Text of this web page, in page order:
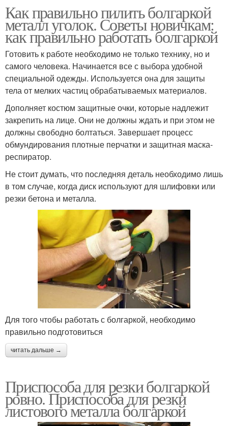
Как правильно пилить болгаркой
металл уголок. Советы новичкам:
как правильно работать болгаркой
Готовить к работе необходимо не только технику, но и
самого человека. Начинается все с выбора удобной
специальной одежды. Используется она для защиты
тела от мелких частиц обрабатываемых материалов.
Дополняет костюм защитные очки, которые надлежит
закрепить на лице. Они не должны ждать и при этом не
должны свободно болтаться. Завершает процесс
обмундирования плотные перчатки и защитная маска-
респиратор.
Не стоит думать, что последняя деталь необходимо лишь
в том случае, когда диск используют для шлифовки или
резки бетона и металла.
Для того чтобы работать с болгаркой, необходимо
правильно подготовиться
читать дальше →
Приспособа для резки болгаркой
ровно. Приспособа для резки
листового металла болгаркой